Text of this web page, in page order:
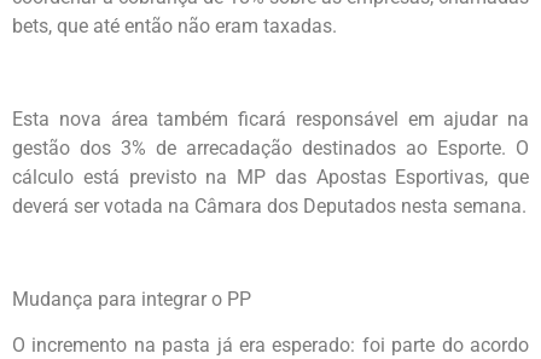
bets, que até então não eram taxadas.
Esta nova área também ficará responsável em ajudar na
gestão dos 3% de arrecadação destinados ao Esporte. O
cálculo está previsto na MP das Apostas Esportivas, que
deverá ser votada na Câmara dos Deputados nesta semana.
Mudança para integrar o PP
O incremento na pasta já era esperado: foi parte do acordo